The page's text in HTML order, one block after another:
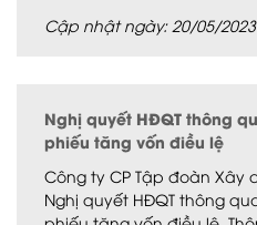
Cập nhật ngày: 20/05/2023
Nghị quyết HĐQT thông
phiếu tăng vốn điều lệ
Công ty CP Tập đoàn Xây
Nghị quyết HĐQT thông